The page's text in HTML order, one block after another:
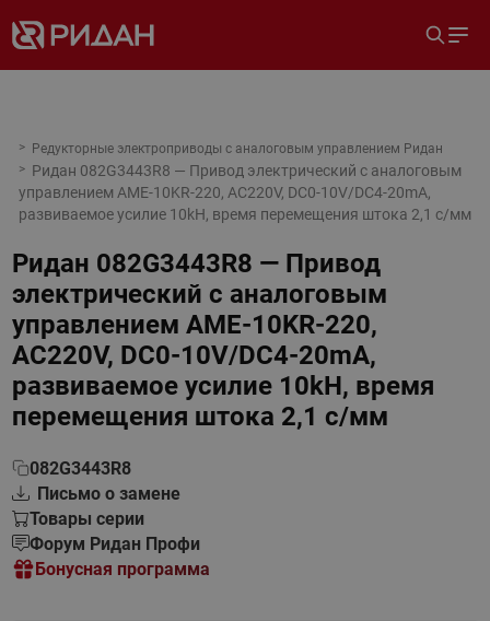
Редукторные электроприводы с аналоговым управлением Ридан
Ридан 082G3443R8 — Привод электрический с аналоговым
управлением AME-10KR-220, AC220V, DC0-10V/DC4-20mA,
развиваемое усилие 10kH, время перемещения штока 2,1 с/мм
Ридан 082G3443R8 — Привод
электрический с аналоговым
управлением AME-10KR-220,
AC220V, DC0-10V/DC4-20mA,
развиваемое усилие 10kH, время
перемещения штока 2,1 с/мм
082G3443R8
Письмо о замене
Товары серии
Форум Ридан Профи
Бонусная программа